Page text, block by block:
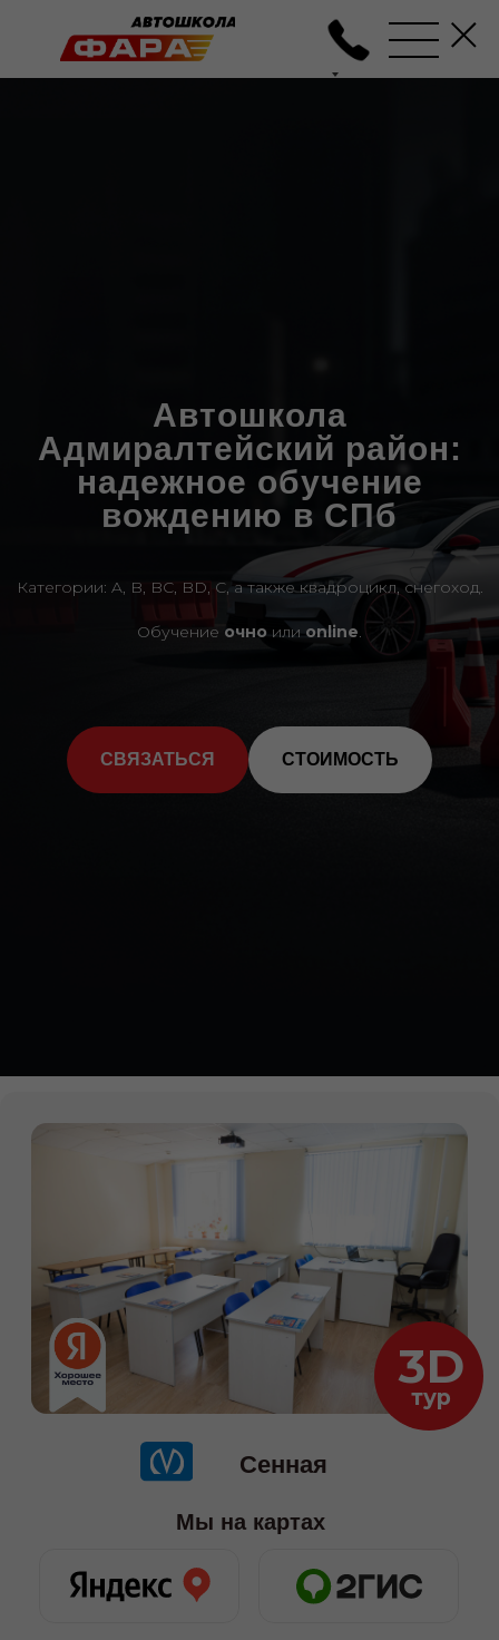
Автошкола
Адмиралтейский район:
надежное обучение
вождению в СПб
Категории: A, B, BC, BD, C, а также квадроцикл, снегоход.
Обучение очно или online.
СВЯЗАТЬСЯ СТОИМОСТЬ
08.06-онлайн (понедельник и
среда) 19:30-22:00
-онлайн (понедельник и среда)
-онлайн (суббота) 11:00-15:00
Даты старта групп и их
расписание
+7 (911) 920-12-72
Пн-пт с 11:00 до 19:00